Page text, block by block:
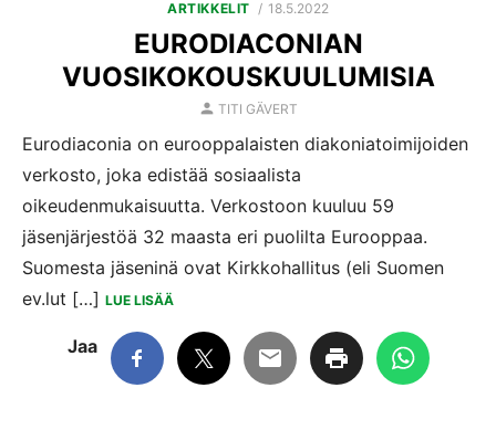
ARTIKKELIT
POSTED
18.5.2022
EURODIACONIAN
VUOSIKOKOUSKUULUMISIA
AUTHOR
TITI GÄVERT
Eurodiaconia on eurooppalaisten diakoniatoimijoiden
verkosto, joka edistää sosiaalista
oikeudenmukaisuutta. Verkostoon kuuluu 59
jäsenjärjestöä 32 maasta eri puolilta Eurooppaa.
Suomesta jäseninä ovat Kirkkohallitus (eli Suomen
ev.lut […] LUE LISÄÄ
Jaa